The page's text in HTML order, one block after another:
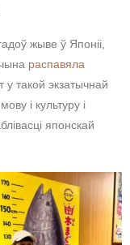
жыве ў Японіі,
распавяла
у такой экзатычнай
і культуру і
японскай